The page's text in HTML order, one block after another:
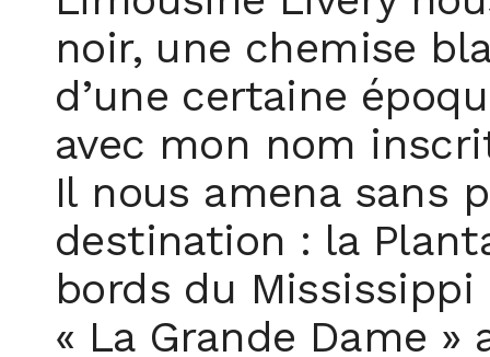
noir, une chemise
d’une certaine
avec mon nom
Il nous amena sans
destination : la
bords du
« La Grande Dame